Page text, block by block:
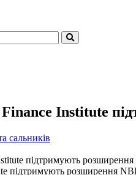
Institute
сальників
підтримують розширення